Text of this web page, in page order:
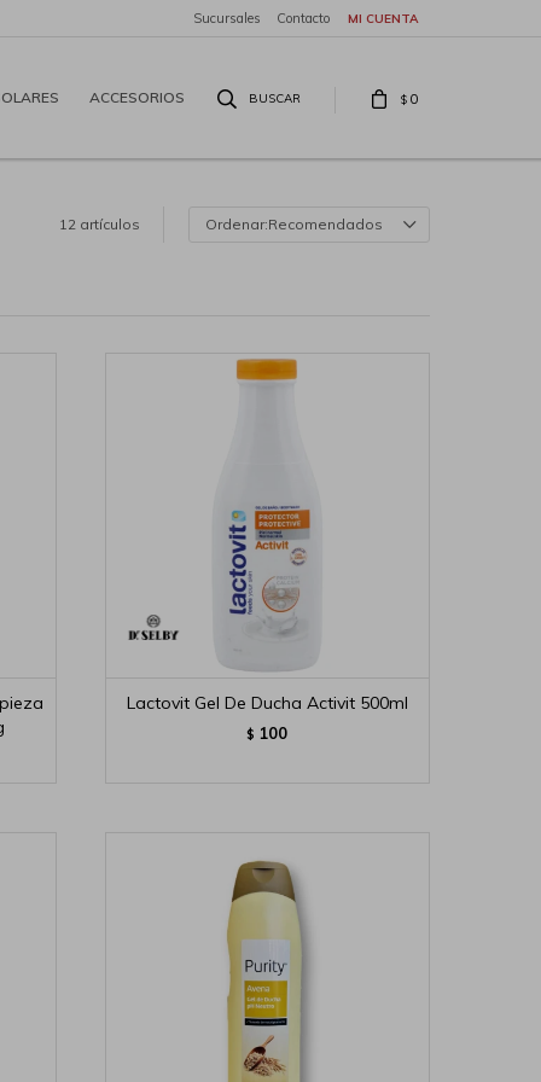
ACCESORIOS $ 0
Sucursales Contacto
12 artículos Recomendados
Lactovit Gel De Ducha Activit 500ml
$ 100